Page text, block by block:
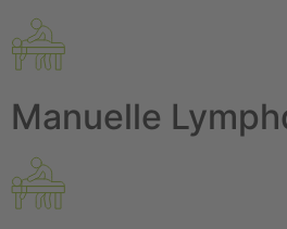
Manuelle